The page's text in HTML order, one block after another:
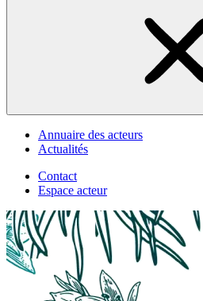
Annuaire des acteurs
Actualités
Contact
Espace acteur